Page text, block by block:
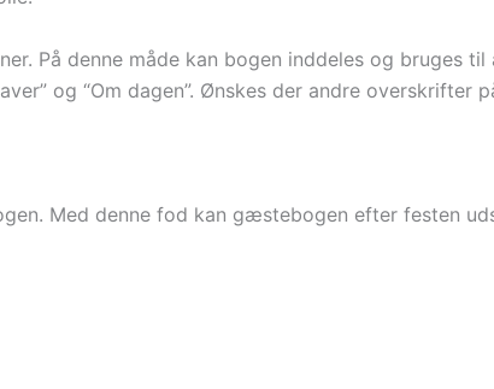
På denne måde kan bogen inddeles og bruges
og “Om dagen”. Ønskes der andre
Med denne fod kan gæstebogen efter festen